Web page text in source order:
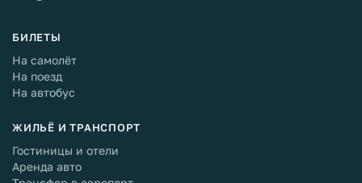
БИЛЕТЫ
На самолёт
На поезд
На автобус
ЖИЛЬЁ И ТРАНСПОРТ
Гостиницы и отели
Аренда авто